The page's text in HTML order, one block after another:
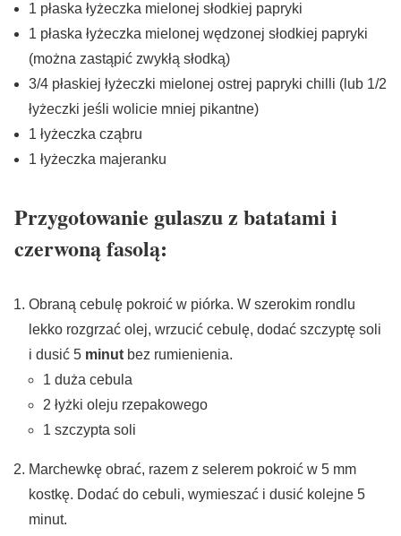
1 płaska łyżeczka mielonej słodkiej papryki
1 płaska łyżeczka mielonej wędzonej słodkiej papryki
(można zastąpić zwykłą słodką)
3/4 płaskiej łyżeczki mielonej ostrej papryki chilli (lub 1/2
łyżeczki jeśli wolicie mniej pikantne)
1 łyżeczka cząbru
1 łyżeczka majeranku
Przygotowanie gulaszu z batatami i
czerwoną fasolą:
Obraną cebulę pokroić w piórka. W szerokim rondlu
lekko rozgrzać olej, wrzucić cebulę, dodać szczyptę soli
i dusić 5 minut bez rumienienia.
1 duża cebula
2 łyżki oleju rzepakowego
1 szczypta soli
Marchewkę obrać, razem z selerem pokroić w 5 mm
kostkę. Dodać do cebuli, wymieszać i dusić kolejne 5
minut.